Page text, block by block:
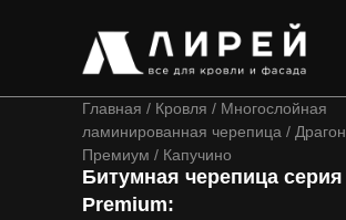
Битумная черепица серия
Premium:
Главная / Кровля / Многослойная
ламинированная черепица / Драгон
Премиум / Капучино